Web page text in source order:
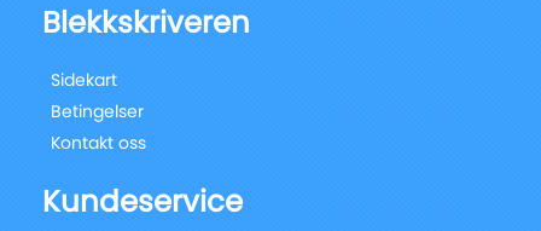
Blekkskriveren
Sidekart
Betingelser
Kontakt oss
Kundeservice